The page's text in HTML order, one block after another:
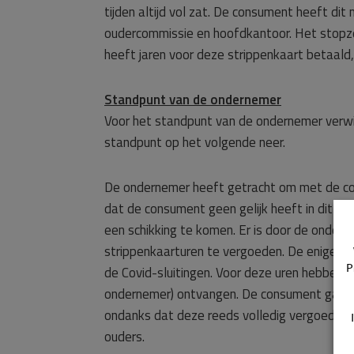
tijden altijd vol zat. De consument heeft dit
oudercommissie en hoofdkantoor. Het
heeft jaren voor deze strippenkaart
Standpunt van de ondernemer
Voor het standpunt van de ondernemer
standpunt op het volgende neer.
De ondernemer heeft getracht om met de
dat de consument geen gelijk heeft in dit
een schikking te komen. Er is door de
strippenkaarturen te vergoeden. De enige
de Covid-sluitingen. Voor deze uren
ondernemer) ontvangen. De consument
ondanks dat deze reeds volledig vergoed
ouders.